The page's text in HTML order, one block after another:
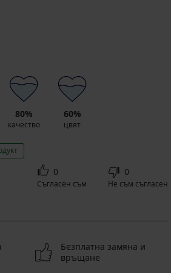
80%
качество
60%
цвят
0
Съгласен съм
0
Не съм съгласен
Безплатна замяна и
връщане